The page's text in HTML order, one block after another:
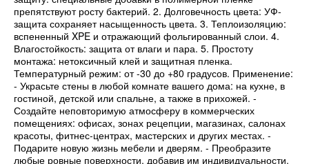
препятствуют росту бактерий. 2. Долговечность цвета: УФ-
защита сохраняет насыщенность цвета. 3. Теплоизоляцию:
вспененный XPE и отражающий фольгированный слои. 4.
Влагостойкость: защита от влаги и пара. 5. Простоту
монтажа: нетоксичный клей и защитная пленка.
Температурный режим: от -30 до +80 градусов. Применение:
- Украсьте стены в любой комнате вашего дома: на кухне, в
гостиной, детской или спальне, а также в прихожей. -
Создайте неповторимую атмосферу в коммерческих
помещениях: офисах, зонах рецепции, магазинах, салонах
красоты, фитнес-центрах, мастерских и других местах. -
Подарите новую жизнь мебели и дверям. - Преобразите
любые ровные поверхности, добавив им индивидуальности.